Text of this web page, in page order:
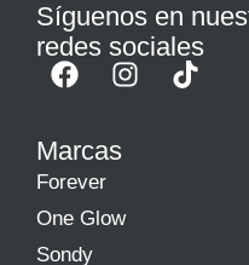
Síguenos en
redes sociales
Marcas
Forever
One Glow
Sondy